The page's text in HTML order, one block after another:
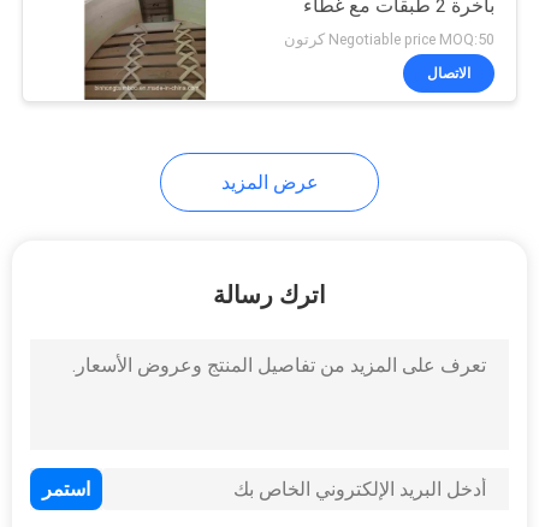
القابل للتصرف
كيس ورق كرافت
26
باخرة 2 طبقات مع غطاء
Negotiable price MOQ:50 كرتون
الاتصال
عرض المزيد
اترك رسالة